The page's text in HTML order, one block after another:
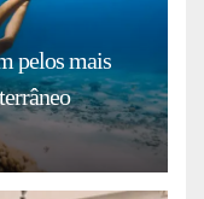
pelos mais